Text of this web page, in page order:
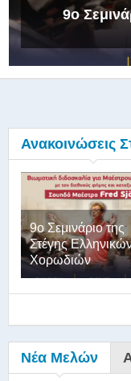
9ο
Ανακοινώσεις
9ο Σεμινάριο της
Στέγης
Χορωδιών
Νέα Μελών